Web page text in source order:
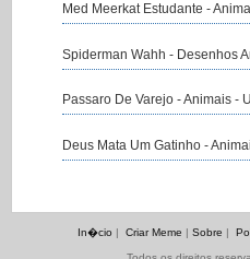
Med Meerkat Estudante -
Spiderman Wahh - Desenhos
Passaro De Varejo - Animais -
Deus Mata Um Gatinho -
In�cio | Criar Meme | Sobre |